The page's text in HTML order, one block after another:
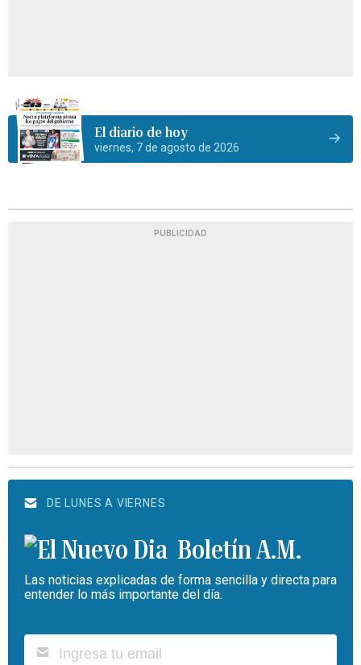
El diario de hoy
viernes, 7 de agosto de 2026
PUBLICIDAD
DE LUNES A VIERNES
Boletín A.M.
Las noticias explicadas de forma sencilla y directa para
entender lo más importante del día.